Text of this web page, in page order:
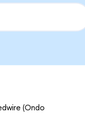
(Ondo